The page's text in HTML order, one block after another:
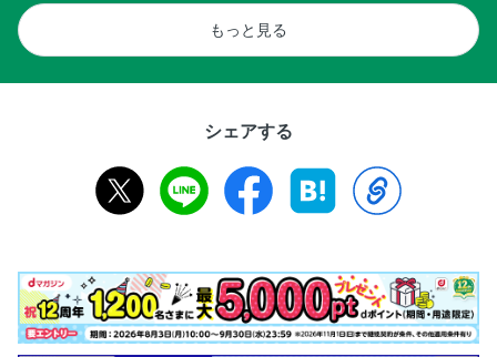
もっと見る
シェアする